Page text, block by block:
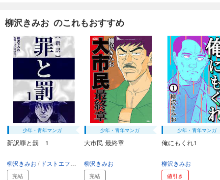
柳沢きみお のこれもおすすめ
少年・青年マンガ
新訳罪と罰 1
柳沢きみお ドストエフスキー
完結
少年・青年マンガ
大市民 最終章
柳沢きみお
完結
少年・青年マンガ
俺にもくれ1
柳沢きみお
値引き